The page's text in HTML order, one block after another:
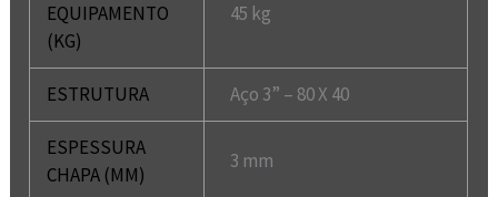
EQUIPAMENTO
(KG)
45 kg
ESTRUTURA Aço 3” – 80 X 40
ESPESSURA
CHAPA (MM)
3 mm